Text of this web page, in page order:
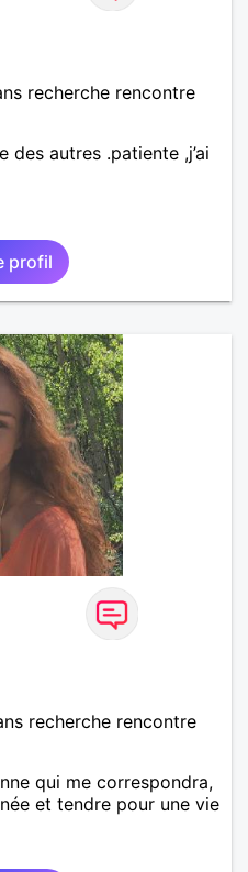
recherche rencontre
des autres .patiente ,j’ai
profil
recherche rencontre
qui me correspondra,
et tendre pour une vie